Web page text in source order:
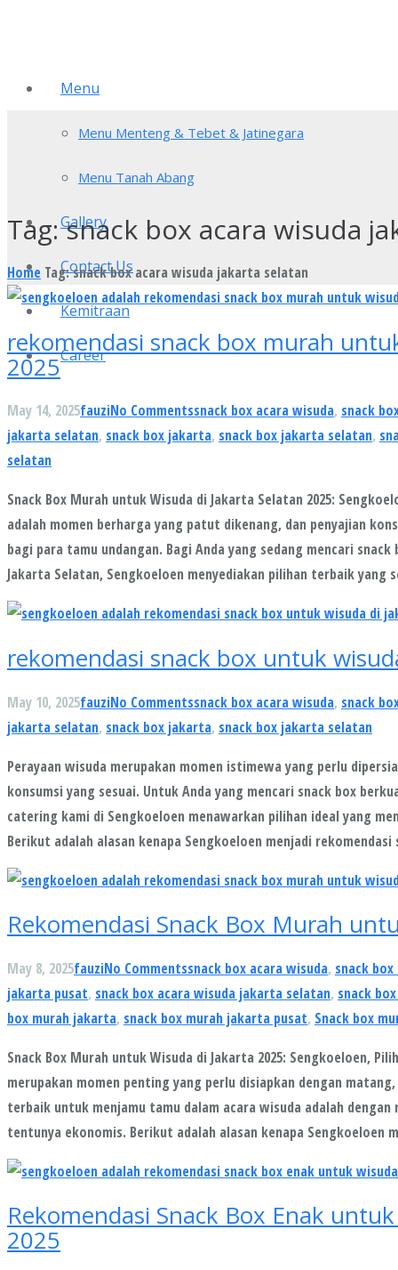
Menu
Menu Menteng & Tebet & Jatinegara
Menu Tanah Abang
Gallery
Contact Us
Kemitraan
Career
Tag:snack box acara wisuda
Home Tag: snack box acara wisuda jakarta selatan
rekomendasi snack box murah
2025
May 14, 2025fauziNo Commentssnack box acara wisuda, snack
jakarta selatan, snack box jakarta, snack box jakarta selatan,
selatan
Snack Box Murah untuk Wisuda di Jakarta Selatan 2025:
adalah momen berharga yang patut dikenang, dan penyajian
bagi para tamu undangan. Bagi Anda yang sedang mencari
Jakarta Selatan, Sengkoeloen menyediakan pilihan terbaik yang
rekomendasi snack box untuk
May 10, 2025fauziNo Commentssnack box acara wisuda, snack
jakarta selatan, snack box jakarta, snack box jakarta selatan
Perayaan wisuda merupakan momen istimewa yang perlu
konsumsi yang sesuai. Untuk Anda yang mencari snack box
catering kami di Sengkoeloen menawarkan pilihan ideal yang
Berikut adalah alasan kenapa Sengkoeloen menjadi
Rekomendasi Snack Box Murah
May 8, 2025fauziNo Commentssnack box acara wisuda, snack
jakarta pusat, snack box acara wisuda jakarta selatan, snack
box murah jakarta, snack box murah jakarta pusat, Snack box
Snack Box Murah untuk Wisuda di Jakarta 2025: Sengkoeloen,
merupakan momen penting yang perlu disiapkan dengan
terbaik untuk menjamu tamu dalam acara wisuda adalah
tentunya ekonomis. Berikut adalah alasan kenapa Sengkoeloen
Rekomendasi Snack Box Enak
2025